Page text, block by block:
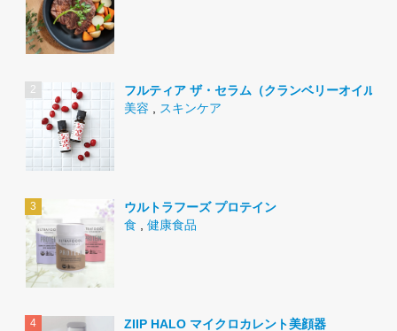
フルティア ザ・セラム（クランベリーオイル）
美容
スキンケア
ウルトラフーズ プロテイン
食
健康食品
ZIIP HALO マイクロカレント美顔器